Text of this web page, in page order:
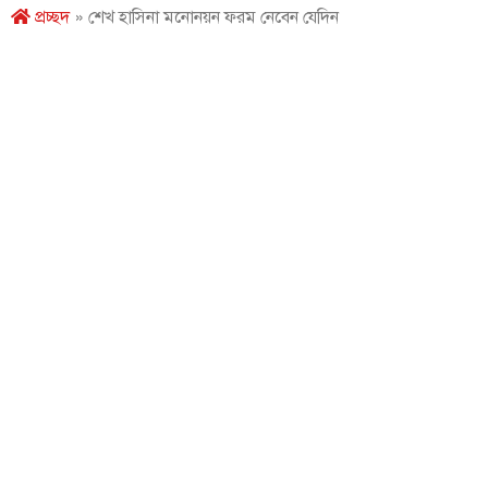
প্রচ্ছদ» শেখ হাসিনা মনোনয়ন ফরম নেবেন যেদিন